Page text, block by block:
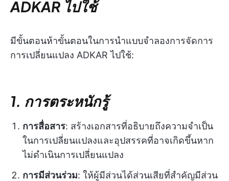
ADKAR ไปใช้
มีขั้นตอนห้าขั้นตอนในการนำแบบจำลองการจัดการ
การเปลี่ยนแปลง ADKAR ไปใช้:
1. การตระหนักรู้
การสื่อสาร: สร้างเอกสารที่อธิบายถึงความจำเป็น
ในการเปลี่ยนแปลงและอุปสรรคที่อาจเกิดขึ้นหาก
ไม่ดำเนินการเปลี่ยนแปลง
การมีส่วนร่วม: ให้ผู้มีส่วนได้ส่วนเสียที่สำคัญมีส่วน